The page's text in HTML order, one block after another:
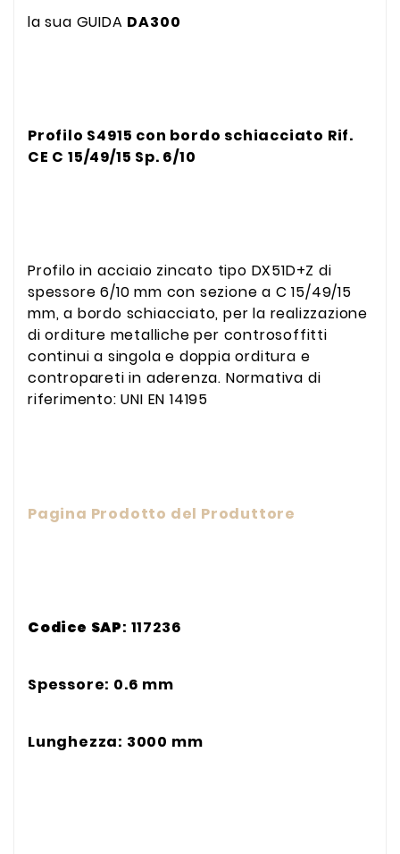
la sua GUIDA DA300
Profilo S4915 con bordo schiacciato Rif.
CE C 15/49/15 Sp. 6/10
Profilo in acciaio zincato tipo DX51D+Z di
spessore 6/10 mm con sezione a C 15/49/15
mm, a bordo schiacciato, per la realizzazione
di orditure metalliche per controsoffitti
continui a singola e doppia orditura e
contropareti in aderenza. Normativa di
riferimento: UNI EN 14195
Pagina Prodotto del Produttore
Codice SAP: 117236
Spessore: 0.6 mm
Lunghezza: 3000 mm